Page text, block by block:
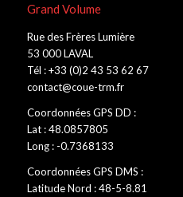
Grand Volume
Rue des Frères Lumière
53 000 LAVAL
Tél : +33 (0)2 43 53 62 67
contact@coue-trm.fr
Coordonnées GPS DD :
Lat : 48.0857805
Long : -0.7368133
Coordonnées GPS DMS :
Latitude Nord : 48-5-8.81